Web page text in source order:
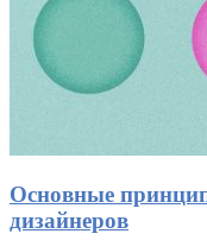
Основные
дизайнеров